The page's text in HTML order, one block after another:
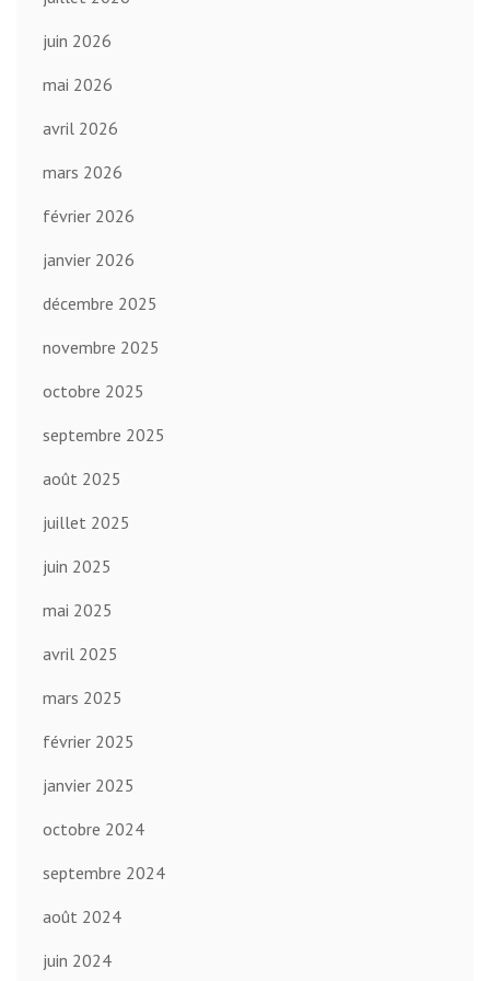
juin 2026
mai 2026
avril 2026
mars 2026
février 2026
janvier 2026
décembre 2025
novembre 2025
octobre 2025
septembre 2025
août 2025
juillet 2025
juin 2025
mai 2025
avril 2025
mars 2025
février 2025
janvier 2025
octobre 2024
septembre 2024
août 2024
juin 2024